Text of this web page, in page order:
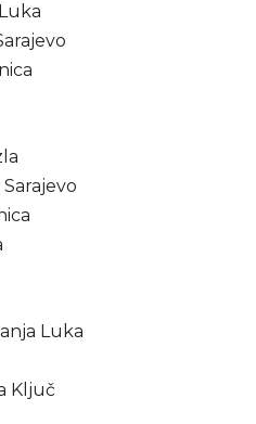
Luka
Ključ